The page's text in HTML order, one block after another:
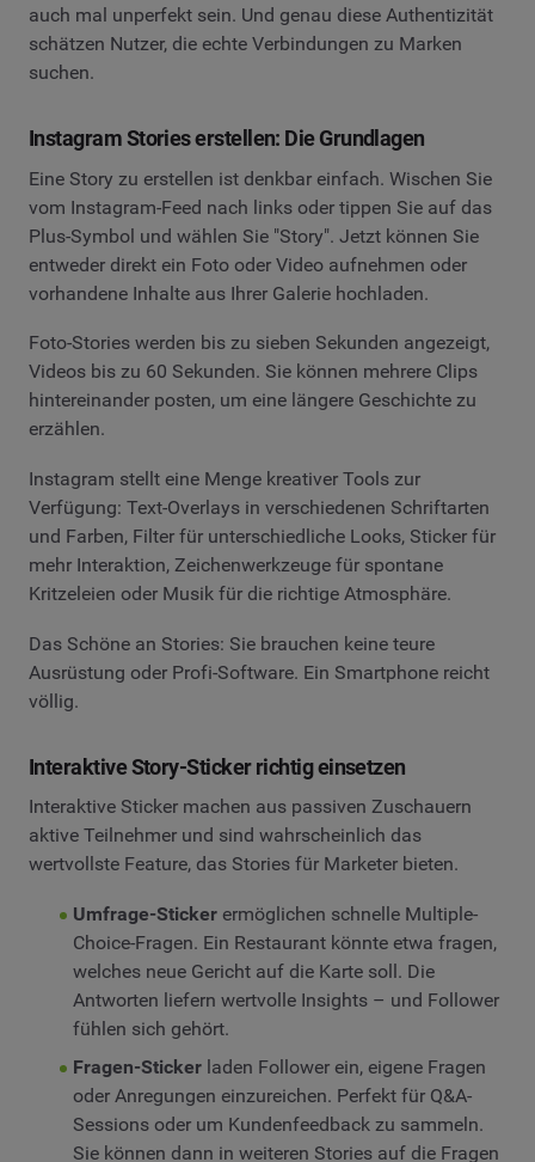
auch mal unperfekt sein. Und genau diese Authentizität
schätzen Nutzer, die echte Verbindungen zu Marken
suchen.
Instagram Stories erstellen: Die Grundlagen
Eine Story zu erstellen ist denkbar einfach. Wischen Sie
vom Instagram-Feed nach links oder tippen Sie auf das
Plus-Symbol und wählen Sie "Story". Jetzt können Sie
entweder direkt ein Foto oder Video aufnehmen oder
vorhandene Inhalte aus Ihrer Galerie hochladen.
Foto-Stories werden bis zu sieben Sekunden angezeigt,
Videos bis zu 60 Sekunden. Sie können mehrere Clips
hintereinander posten, um eine längere Geschichte zu
erzählen.
Instagram stellt eine Menge kreativer Tools zur
Verfügung: Text-Overlays in verschiedenen Schriftarten
und Farben, Filter für unterschiedliche Looks, Sticker für
mehr Interaktion, Zeichenwerkzeuge für spontane
Kritzeleien oder Musik für die richtige Atmosphäre.
Das Schöne an Stories: Sie brauchen keine teure
Ausrüstung oder Profi-Software. Ein Smartphone reicht
völlig.
Interaktive Story-Sticker richtig einsetzen
Interaktive Sticker machen aus passiven Zuschauern
aktive Teilnehmer und sind wahrscheinlich das
wertvollste Feature, das Stories für Marketer bieten.
Umfrage-Sticker ermöglichen schnelle Multiple-
Choice-Fragen. Ein Restaurant könnte etwa fragen,
welches neue Gericht auf die Karte soll. Die
Antworten liefern wertvolle Insights – und Follower
fühlen sich gehört.
Fragen-Sticker laden Follower ein, eigene Fragen
oder Anregungen einzureichen. Perfekt für Q&A-
Sessions oder um Kundenfeedback zu sammeln.
Sie können dann in weiteren Stories auf die Fragen